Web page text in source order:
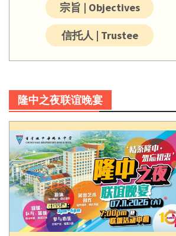
宗旨 | Objectives
信托人 | Trustee
隆中之夜联谊晚宴